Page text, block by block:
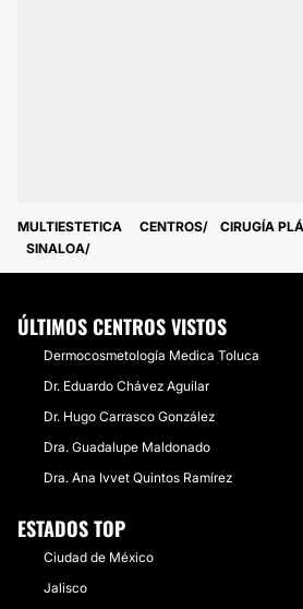
MULTIESTETICA CENTROS CIRUGÍA
SINALOA
ÚLTIMOS CENTROS VISTOS
Dermocosmetología Medica Toluca
Dr. Eduardo Chávez Aguilar
Dr. Hugo Carrasco González
Dra. Guadalupe Maldonado
Dra. Ana Ivvet Quintos Ramírez
ESTADOS TOP
Ciudad de México
Jalisco